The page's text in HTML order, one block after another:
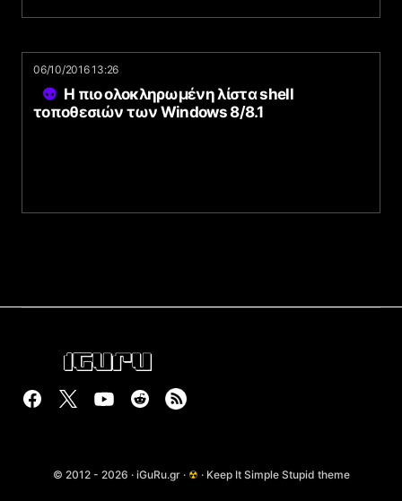
06/10/2016 13:26
Η πιο ολοκληρωμένη λίστα shell
τοποθεσιών των Windows 8/8.1
© 2012 - 2026 · iGuRu.gr · ☢ · Keep It Simple Stupid theme